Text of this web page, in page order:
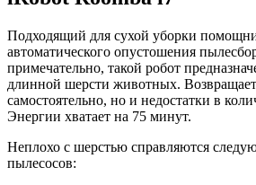
Подходящий для сухой уборки
автоматического опустошения
примечательно, такой робот
длинной шерсти животных.
самостоятельно, но и недостатки в
Энергии хватает на 75 минут.
Неплохо с шерстью справляются
пылесосов: